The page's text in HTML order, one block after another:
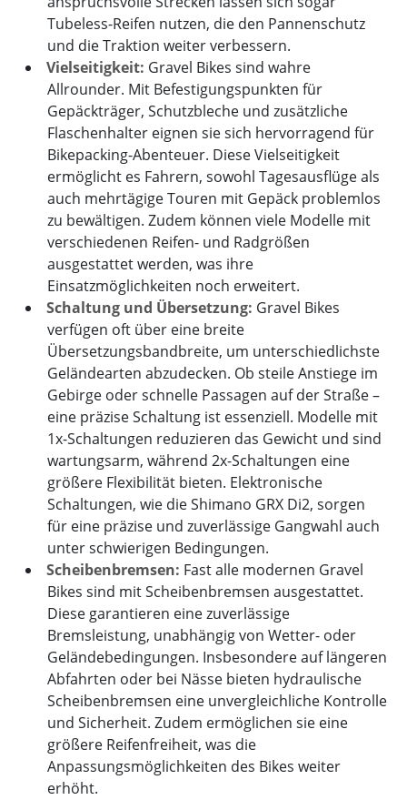
Tubeless-Reifen nutzen, die den Pannenschutz
und die Traktion weiter verbessern.
Vielseitigkeit: Gravel Bikes sind wahre
Allrounder. Mit Befestigungspunkten für
Gepäckträger, Schutzbleche und zusätzliche
Flaschenhalter eignen sie sich hervorragend für
Bikepacking-Abenteuer. Diese Vielseitigkeit
ermöglicht es Fahrern, sowohl Tagesausflüge als
auch mehrtägige Touren mit Gepäck problemlos
zu bewältigen. Zudem können viele Modelle mit
verschiedenen Reifen- und Radgrößen
ausgestattet werden, was ihre
Einsatzmöglichkeiten noch erweitert.
Schaltung und Übersetzung: Gravel Bikes
verfügen oft über eine breite
Übersetzungsbandbreite, um unterschiedlichste
Geländearten abzudecken. Ob steile Anstiege im
Gebirge oder schnelle Passagen auf der Straße –
eine präzise Schaltung ist essenziell. Modelle mit
1x-Schaltungen reduzieren das Gewicht und sind
wartungsarm, während 2x-Schaltungen eine
größere Flexibilität bieten. Elektronische
Schaltungen, wie die Shimano GRX Di2, sorgen
für eine präzise und zuverlässige Gangwahl auch
unter schwierigen Bedingungen.
Scheibenbremsen: Fast alle modernen Gravel
Bikes sind mit Scheibenbremsen ausgestattet.
Diese garantieren eine zuverlässige
Bremsleistung, unabhängig von Wetter- oder
Geländebedingungen. Insbesondere auf längeren
Abfahrten oder bei Nässe bieten hydraulische
Scheibenbremsen eine unvergleichliche Kontrolle
und Sicherheit. Zudem ermöglichen sie eine
größere Reifenfreiheit, was die
Anpassungsmöglichkeiten des Bikes weiter
erhöht.